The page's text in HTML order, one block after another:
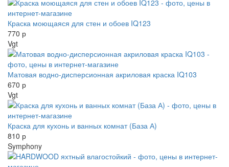
Краска моющаяся для стен и обоев IQ123
770 р
Vgt
Матовая водно-дисперсионная акриловая краска IQ103
670 р
Vgt
Краска для кухонь и ванных комнат (База А)
810 р
Symphony